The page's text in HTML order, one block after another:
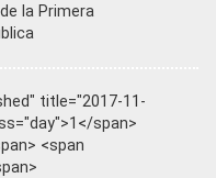
la Primera
title="2017-11-
span>
<span